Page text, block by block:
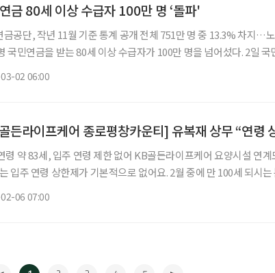
금 80세 이상 수급자 100만 명 ‘돌파'
금공단, 작년 11월 기준 통계 공개 전체 751만 명 중 13.3% 차지…
에 따르
02 06:00
세, 입주 연령 제한 없어 KB골든라이프케어 요양시설 연계도 장점으로 꼽아
입주 연령 상한제가 기본적으로 없어요. 2월 중에 만 100세 되시는
06 07:00